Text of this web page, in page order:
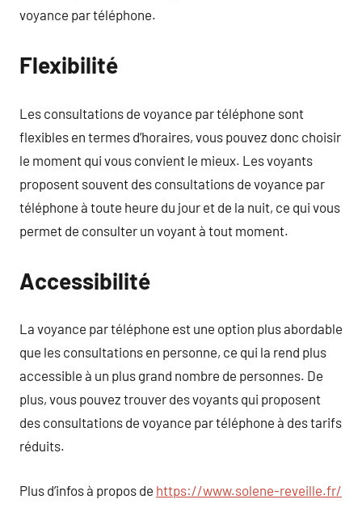
voyance par téléphone.
Flexibilité
Les consultations de voyance par téléphone sont
flexibles en termes d’horaires, vous pouvez donc choisir
le moment qui vous convient le mieux. Les voyants
proposent souvent des consultations de voyance par
téléphone à toute heure du jour et de la nuit, ce qui vous
permet de consulter un voyant à tout moment.
Accessibilité
La voyance par téléphone est une option plus abordable
que les consultations en personne, ce qui la rend plus
accessible à un plus grand nombre de personnes. De
plus, vous pouvez trouver des voyants qui proposent
des consultations de voyance par téléphone à des tarifs
réduits.
Plus d’infos à propos de https://www.solene-reveille.fr/